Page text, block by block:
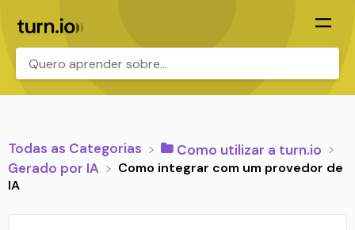
Todas as Categorias
​Como utilizar a turn.io
​Gerado por IA
Como integrar com um provedor de
IA
.